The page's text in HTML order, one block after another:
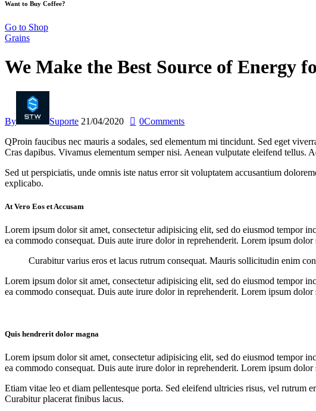
Want to Buy Coffee?
Go to Shop
Grains
We Make the Best Source of Energy
By Suporte 21/04/2020 0Comments
QProin faucibus nec mauris a sodales, sed elementum mi tincidunt. Sed eget
Cras dapibus. Vivamus elementum semper nisi. Aenean vulputate eleifend tellus.
Sed ut perspiciatis, unde omnis iste natus error sit voluptatem accusantium
explicabo.
At Vero Eos et Accusam
Lorem ipsum dolor sit amet, consectetur adipisicing elit, sed do eiusmod tempor
ea commodo consequat. Duis aute irure dolor in reprehenderit. Lorem ipsum
Curabitur varius eros et lacus rutrum consequat. Mauris sollicitudin enim
Lorem ipsum dolor sit amet, consectetur adipisicing elit, sed do eiusmod tempor
ea commodo consequat. Duis aute irure dolor in reprehenderit. Lorem ipsum
Quis hendrerit dolor magna
Lorem ipsum dolor sit amet, consectetur adipisicing elit, sed do eiusmod tempor
ea commodo consequat. Duis aute irure dolor in reprehenderit. Lorem ipsum
Etiam vitae leo et diam pellentesque porta. Sed eleifend ultricies risus, vel rutrum
Curabitur placerat finibus lacus.